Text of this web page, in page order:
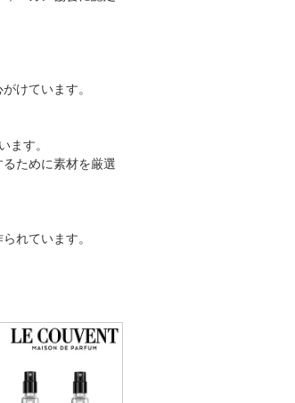
けています。
ます。
ために素材を厳選
れています。